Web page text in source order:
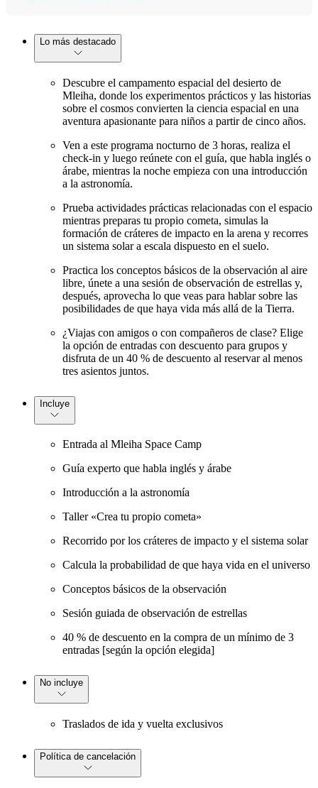
Lo más destacado
Descubre el campamento espacial del desierto de
Mleiha, donde los experimentos prácticos y las historias
sobre el cosmos convierten la ciencia espacial en una
aventura apasionante para niños a partir de cinco años.
Ven a este programa nocturno de 3 horas, realiza el
check-in y luego reúnete con el guía, que habla inglés o
árabe, mientras la noche empieza con una introducción
a la astronomía.
Prueba actividades prácticas relacionadas con el espacio
mientras preparas tu propio cometa, simulas la
formación de cráteres de impacto en la arena y recorres
un sistema solar a escala dispuesto en el suelo.
Practica los conceptos básicos de la observación al aire
libre, únete a una sesión de observación de estrellas y,
después, aprovecha lo que veas para hablar sobre las
posibilidades de que haya vida más allá de la Tierra.
¿Viajas con amigos o con compañeros de clase? Elige
la opción de entradas con descuento para grupos y
disfruta de un 40 % de descuento al reservar al menos
tres asientos juntos.
Incluye
Entrada al Mleiha Space Camp
Guía experto que habla inglés y árabe
Introducción a la astronomía
Taller «Crea tu propio cometa»
Recorrido por los cráteres de impacto y el sistema solar
Calcula la probabilidad de que haya vida en el universo
Conceptos básicos de la observación
Sesión guiada de observación de estrellas
40 % de descuento en la compra de un mínimo de 3
entradas [según la opción elegida]
No incluye
Traslados de ida y vuelta exclusivos
Política de cancelación